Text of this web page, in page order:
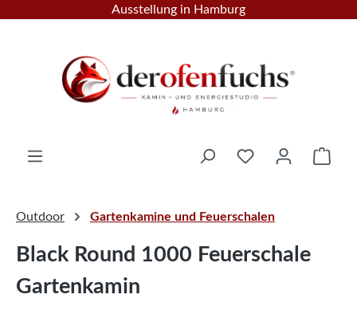
Zum Hauptinhalt springen
Ausstellung in Hamburg
Outdoor Gartenkamine und Feuerschalen
Black Round 1000 Feuerschale
Gartenkamin